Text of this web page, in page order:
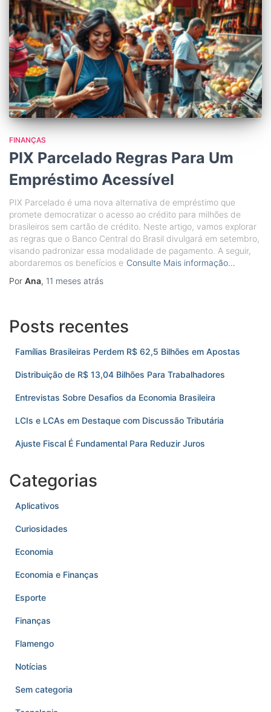
FINANÇAS
PIX Parcelado Regras Para Um
Empréstimo Acessível
PIX Parcelado é uma nova alternativa de empréstimo que
promete democratizar o acesso ao crédito para milhões de
brasileiros sem cartão de crédito. Neste artigo, vamos explorar
as regras que o Banco Central do Brasil divulgará em setembro,
visando padronizar essa modalidade de pagamento. A seguir,
abordaremos os benefícios e Consulte Mais informação…
Por Ana, 11 meses atrás
Posts recentes
Famílias Brasileiras Perdem R$ 62,5 Bilhões em Apostas
Distribuição de R$ 13,04 Bilhões Para Trabalhadores
Entrevistas Sobre Desafios da Economia Brasileira
LCIs e LCAs em Destaque com Discussão Tributária
Ajuste Fiscal É Fundamental Para Reduzir Juros
Categorias
Aplicativos
Curiosidades
Economia
Economia e Finanças
Esporte
Finanças
Flamengo
Notícias
Sem categoria